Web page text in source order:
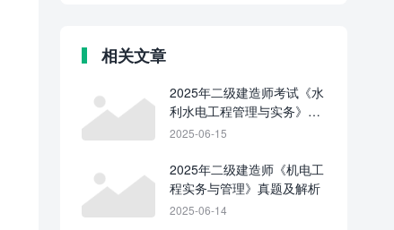
相关文章
2025年二级建造师考试《水
利水电工程管理与实务》真
题及答案
2025-06-15
2025年二级建造师《机电工
程实务与管理》真题及解析
2025-06-14